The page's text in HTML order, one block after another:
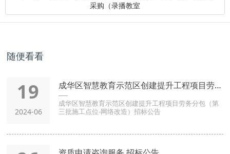
采购（录播教室
随便看看
成华区智慧教育示范区创建提升工程项目劳务分包（第三批施工点位
成华区智慧教育示范区创建提升工程项目劳务分包（第
三批施工点位-网络改造）招标公告
19
2024-06